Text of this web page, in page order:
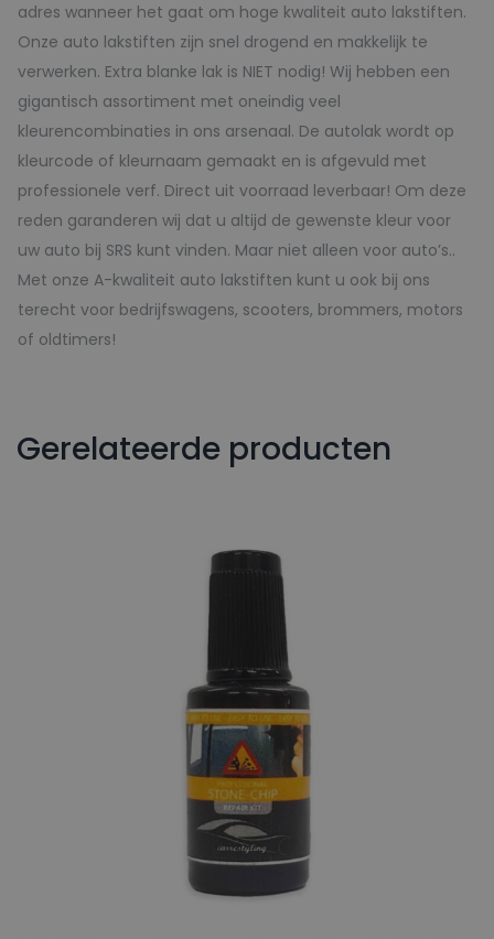
adres wanneer het gaat om hoge kwaliteit auto lakstiften.
Onze auto lakstiften zijn snel drogend en makkelijk te
verwerken. Extra blanke lak is NIET nodig! Wij hebben een
gigantisch assortiment met oneindig veel
kleurencombinaties in ons arsenaal. De autolak wordt op
kleurcode of kleurnaam gemaakt en is afgevuld met
professionele verf. Direct uit voorraad leverbaar! Om deze
reden garanderen wij dat u altijd de gewenste kleur voor
uw auto bij SRS kunt vinden. Maar niet alleen voor auto’s..
Met onze A-kwaliteit auto lakstiften kunt u ook bij ons
terecht voor bedrijfswagens, scooters, brommers, motors
of oldtimers!
Gerelateerde producten